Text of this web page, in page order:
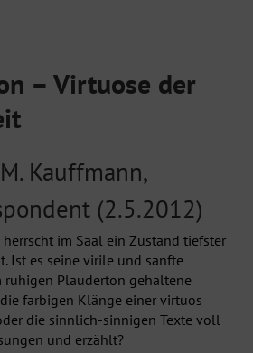
– Virtuose der
Kauffmann,
(2.5.2012)
im Saal ein Zustand tiefster
Ist es seine virile und sanfte
ruhigen Plauderton gehaltene
farbigen Klänge einer virtuos
die sinnlich-sinnigen Texte voll
und erzählt?